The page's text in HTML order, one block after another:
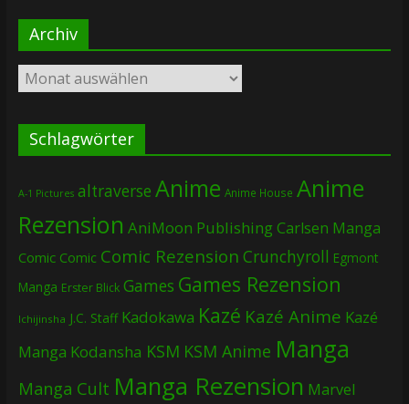
Archiv
Archiv
Schlagwörter
A-1 Pictures altraverse Anime Anime House Anime
Rezension AniMoon PublishingCarlsen Manga
Comic Comic Comic Rezension Crunchyroll Egmont
Manga Erster Blick Games Games Rezension
Ichijinsha J.C. Staff Kadokawa Kazé Kazé Anime Kazé
Manga Kodansha KSM KSM Anime Manga
Manga Cult Manga Rezension Marvel